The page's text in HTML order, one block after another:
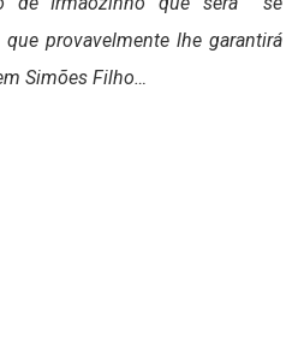
provavelmente lhe garantirá
Simões Filho…